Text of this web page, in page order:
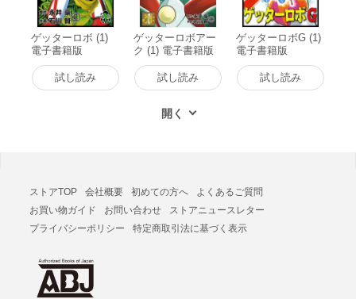
ゲッターロボ (1)
電子書籍版
試し読み
ゲッターロボアー
ク (1) 電子書籍版
試し読み
ゲッターロボG (1)
電子書籍版
試し読み
ストアTOP 会社概要 初めての方へ
よくあるご質問
お買い物ガイド
お問い合わせ
ストアニュースレター
プライバシーポリシー
特定商取引法に基づく表示